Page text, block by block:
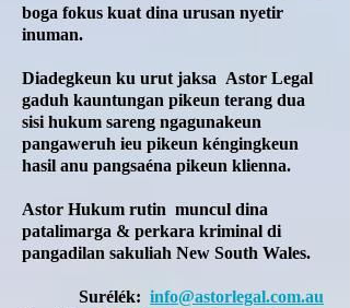
boga fokus kuat dina urusan nyetir
inuman.
Diadegkeun ku urut jaksa Astor Legal
gaduh kauntungan pikeun terang dua
sisi hukum sareng ngagunakeun
pangaweruh ieu pikeun kéngingkeun
hasil anu pangsaéna pikeun klienna.
Astor Hukum rutin muncul dina
patalimarga & perkara kriminal di
pangadilan sakuliah New South Wales.
Surélék: info@astorlegal.com.au